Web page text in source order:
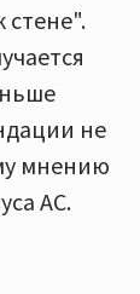
стене".
не
мнению
АС.